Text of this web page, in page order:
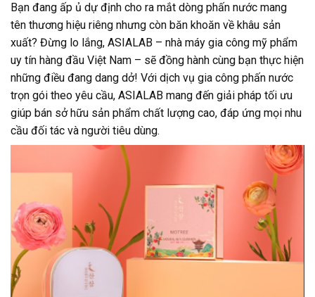
Bạn đang ấp ủ dự định cho ra mắt dòng phấn nước mang
tên thương hiệu riêng nhưng còn băn khoăn về khâu sản
xuất? Đừng lo lắng, ASIALAB – nhà máy gia công mỹ phẩm
uy tín hàng đầu Việt Nam – sẽ đồng hành cùng bạn thực hiện
những điều đang dang dở! Với dịch vụ gia công phấn nước
trọn gói theo yêu cầu, ASIALAB mang đến giải pháp tối ưu
giúp bán sở hữu sản phẩm chất lượng cao, đáp ứng mọi nhu
cầu đối tác và người tiêu dùng.